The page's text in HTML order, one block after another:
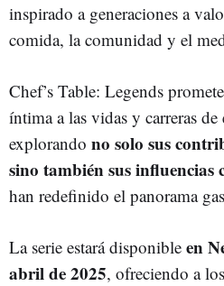
inspirado a generaciones a
comida, la comunidad y el
Chef’s Table: Legends
íntima a las vidas y carreras de
explorando no solo sus
sino también sus influencias
han redefinido el panorama
La serie estará disponible en
abril de 2025, ofreciendo a